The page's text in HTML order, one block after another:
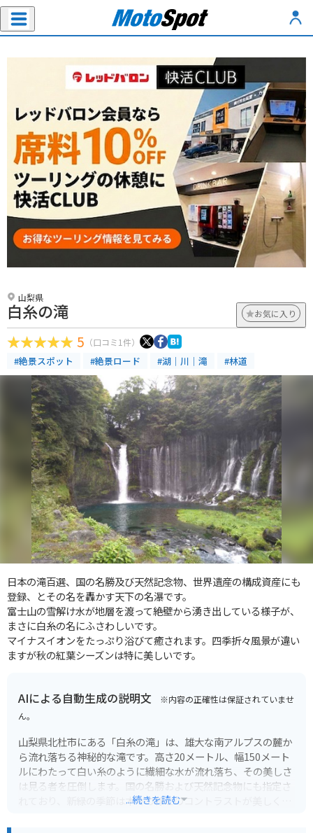
山梨県
白糸の滝 お気に入り
5 （口コミ1件）
#絶景スポット #絶景ロード #湖｜川｜滝 #林道
日本の滝百選、国の名勝及び天然記念物、世界遺産の構成資産にも
登録、とその名を轟かす天下の名瀑です。
富士山の雪解け水が地層を渡って絶壁から湧き出している様子が、
まさに白糸の名にふさわしいです。
マイナスイオンをたっぷり浴びて癒されます。四季折々風景が違い
ますが秋の紅葉シーズンは特に美しいです。
AIによる自動生成の説明文 ※内容の正確性は保証されていませ
ん。
山梨県北杜市にある「白糸の滝」は、雄大な南アルプスの麓か
ら流れ落ちる神秘的な滝です。高さ20メートル、幅150メート
ルにわたって白い糸のように繊細な水が流れ落ち、その美しさ
は見る者を圧倒します。国の名勝および天然記念物にも指定さ
れており、新緑の季節は木々の緑とのコントラストが美しく、
...続きを読む